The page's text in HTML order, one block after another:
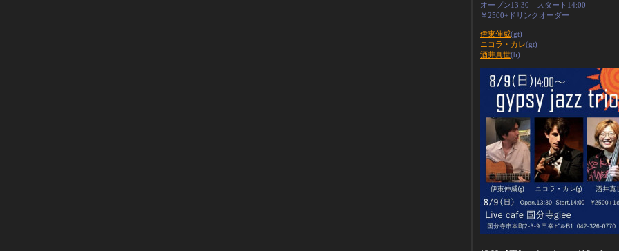
オープン13:30 スタート14:00
￥2500+ドリンクオーダー
伊東伸威(gt)
ニコラ・カレ(gt)
酒井真世(b)